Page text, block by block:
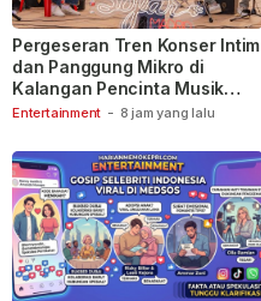
Entertainment - 8 jam yang lalu
Pergeseran Tren Konser Intim
dan Panggung Mikro di
Kalangan Pencinta Musik
Indonesia